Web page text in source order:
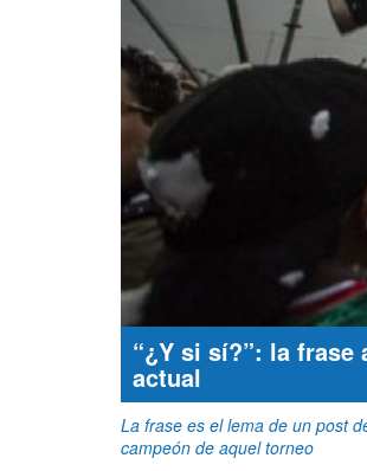
“¿Y si sí?”: la frase
actual
La frase es el lema de un post
campeón de aquel torneo